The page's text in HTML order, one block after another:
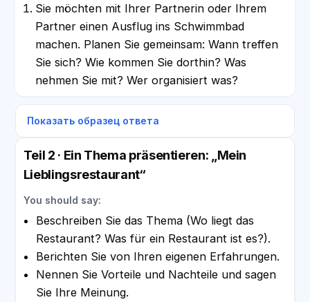
Sie möchten mit Ihrer Partnerin oder Ihrem
Partner einen Ausflug ins Schwimmbad
machen. Planen Sie gemeinsam: Wann treffen
Sie sich? Wie kommen Sie dorthin? Was
nehmen Sie mit? Wer organisiert was?
Показать образец ответа
Teil 2 · Ein Thema präsentieren: „Mein
Lieblingsrestaurant“
You should say:
Beschreiben Sie das Thema (Wo liegt das
Restaurant? Was für ein Restaurant ist es?).
Berichten Sie von Ihren eigenen Erfahrungen.
Nennen Sie Vorteile und Nachteile und sagen
Sie Ihre Meinung.